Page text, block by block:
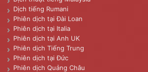
Dịch tiếng Rumani
Phiên dịch tại Đài Loan
Phiên dịch tại Italia
Phiên dịch tại Anh UK
Phiên dịch Tiếng Trung
Phiên dịch tại Đức
Phiên dịch Quảng Châu